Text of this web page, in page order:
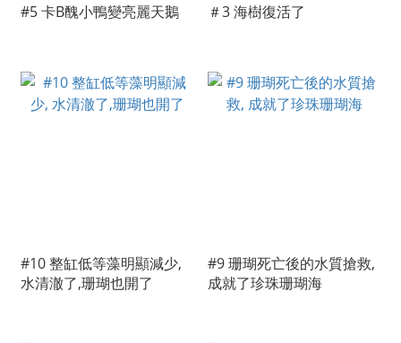
#5 卡B醜小鴨變亮麗天鵝 ＃3 海樹復活了
#10 整缸低等藻明顯減少,
水清澈了,珊瑚也開了
#9 珊瑚死亡後的水質搶救,
成就了珍珠珊瑚海